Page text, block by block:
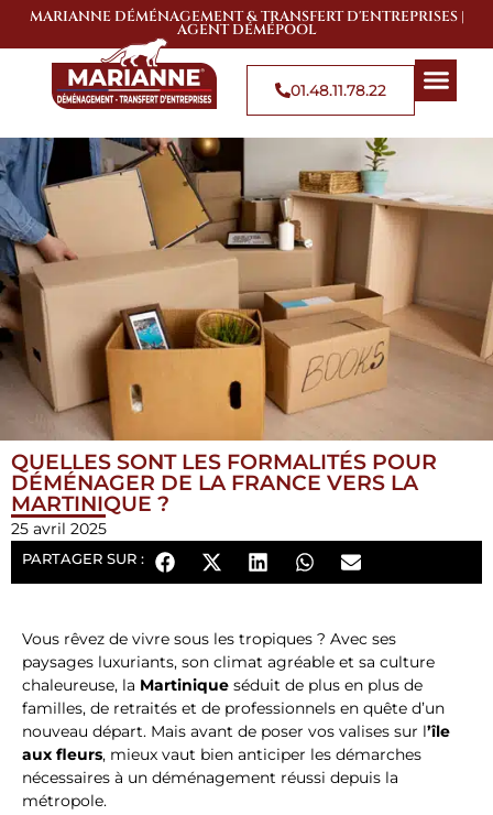
MARIANNE DÉMÉNAGEMENT & TRANSFERT D'ENTREPRISES |
AGENT DÉMÉPOOL
01.48.11.78.22
QUELLES SONT LES FORMALITÉS POUR
DÉMÉNAGER DE LA FRANCE VERS LA
MARTINIQUE ?
25 avril 2025
PARTAGER SUR :
Vous rêvez de vivre sous les tropiques ? Avec ses
paysages luxuriants, son climat agréable et sa culture
chaleureuse, la Martinique séduit de plus en plus de
familles, de retraités et de professionnels en quête d’un
nouveau départ. Mais avant de poser vos valises sur l’île
aux fleurs, mieux vaut bien anticiper les démarches
nécessaires à un déménagement réussi depuis la
métropole.